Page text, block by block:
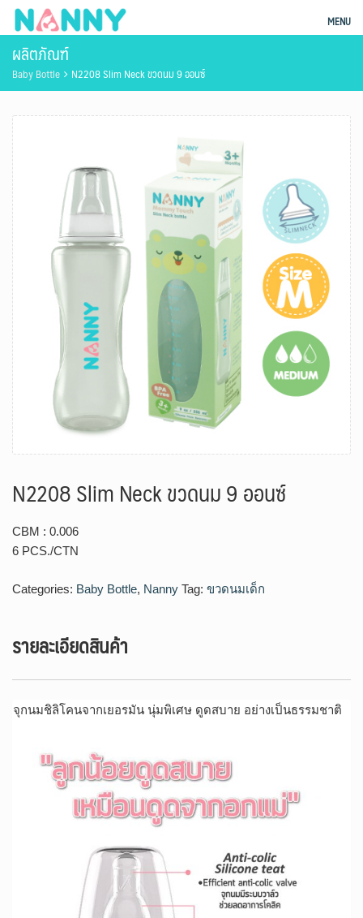
Skip
content
ผลิตภัณฑ์แม่และเด็ก Nanny MENU
ผลิตภัณฑ์
Baby Bottle N2208 Slim Neck ขวดนม 9 ออนซ์
N2208 Slim Neck ขวดนม 9 ออนซ์
CBM : 0.006
6 PCS./CTN
Categories: Baby Bottle, Nanny Tag: ขวดนมเด็ก
รายละเอียดสินค้า
จุกนมชิลิโคนจากเยอรมัน นุ่มพิเศษ ดูดสบาย อย่างเป็นธรรมชาติ